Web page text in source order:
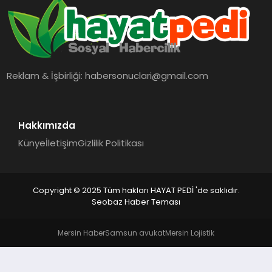
BESLENME
EĞITIM
TEKNOLOJI
Reklam & İşbirliği:habersonuclari@gmail.com
Hakkımızda
KünyeİletişimGizlilik Politikası
Copyright © 2025 Tüm hakları HAYAT PEDİ 'de saklıdır.
Seobaz Haber Teması
Mersin HaberSamsun avukatMersin Lojistik